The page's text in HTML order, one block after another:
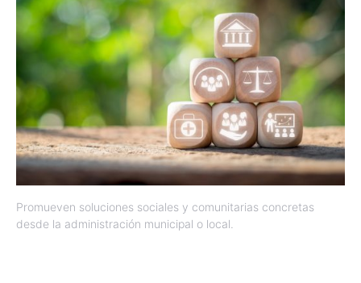
Promueven soluciones sociales y comunitarias concretas
desde la administración municipal o local.